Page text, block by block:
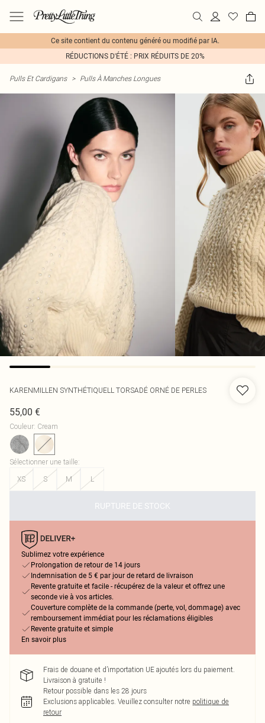
Ce site contient du contenu généré ou modifié par IA.
RÉDUCTIONS D'ÉTÉ : PRIX RÉDUITS DE 20%
Pulls Et Cardigans > Pulls À Manches Longues
KARENMILLEN SYNTHÉTIQUELL TORSADÉ ORNÉ DE PERLES
55,00 €
Couleur: Cream
Sélectionner une taille:
XS
S M L
RUPTURE DE STOCK
Sublimez votre expérience
Prolongation de retour de 14 jours
Indemnisation de 5 € par jour de retard de livraison
Revente gratuite et facile - récupérez de la valeur et offrez une
seconde vie à vos articles.
Couverture complète de la commande (perte, vol, dommage) avec
remboursement immédiat pour les réclamations éligibles
Revente gratuite et simple
En savoir plus
Frais de douane et d’importation UE ajoutés lors du paiement.
Livraison à gratuite !
Retour possible dans les 28 jours
Exclusions applicables. Veuillez consulter notre politique de
retour